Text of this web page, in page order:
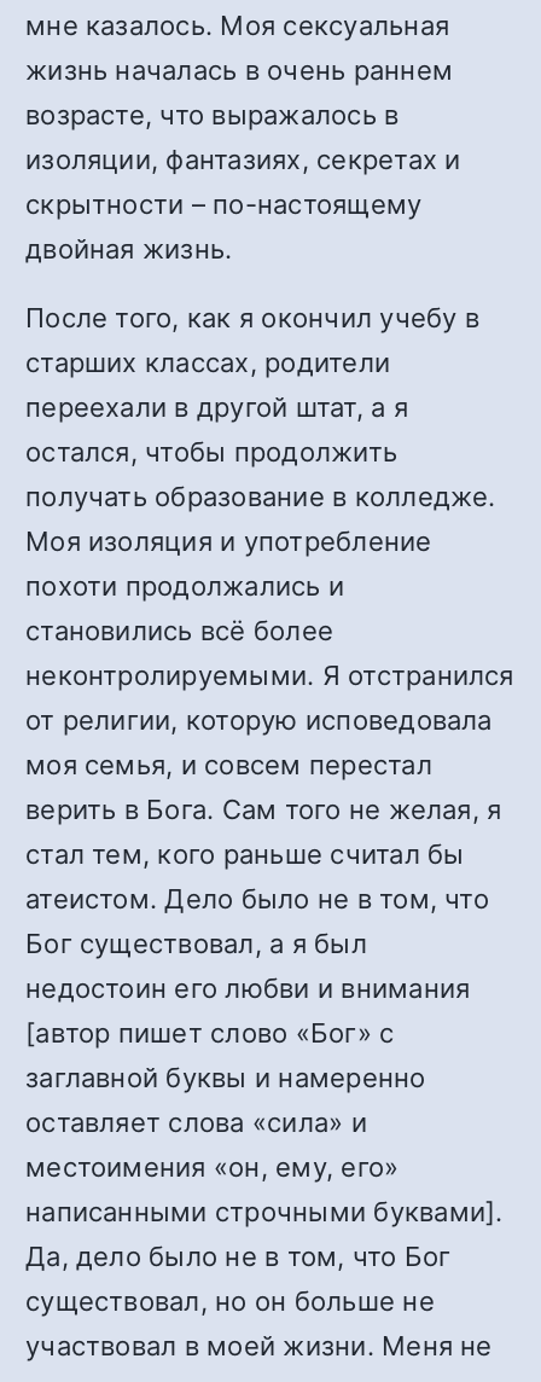
мне казалось. Моя сексуальная
жизнь началась в очень раннем
возрасте, что выражалось в
изоляции, фантазиях, секретах и
скрытности – по-настоящему
двойная жизнь.
После того, как я окончил учебу в
старших классах, родители
переехали в другой штат, а я
остался, чтобы продолжить
получать образование в колледже.
Моя изоляция и употребление
похоти продолжались и
становились всё более
неконтролируемыми. Я отстранился
от религии, которую исповедовала
моя семья, и совсем перестал
верить в Бога. Сам того не желая, я
стал тем, кого раньше считал бы
атеистом. Дело было не в том, что
Бог существовал, а я был
недостоин его любви и внимания
[автор пишет слово «Бог» с
заглавной буквы и намеренно
оставляет слова «сила» и
местоимения «он, ему, его»
написанными строчными буквами].
Да, дело было не в том, что Бог
существовал, но он больше не
участвовал в моей жизни. Меня не